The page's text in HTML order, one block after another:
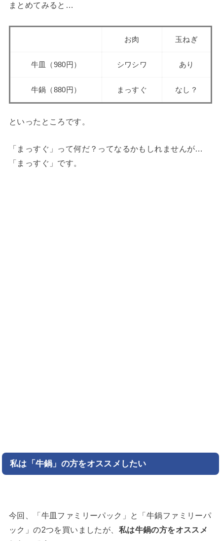
まとめてみると…
お肉 玉ねぎ
牛皿（980円） シワシワ あり
牛鍋（880円） まっすぐ なし？
といったところです。
「まっすぐ」って何だ？ってなるかもしれませんが…
「まっすぐ」です。
私は「牛鍋」の方をオススメしたい
今回、「牛皿ファミリーパック」と「牛鍋ファミリーパ
ック」の2つを買いましたが、 私は牛鍋の方をオススメ